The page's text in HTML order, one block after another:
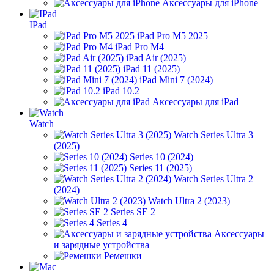
Аксессуары для iPhone
IPad
iPad Pro M5 2025
iPad Pro M4
iPad Air (2025)
iPad 11 (2025)
iPad Mini 7 (2024)
iPad 10.2
Аксессуары для iPad
Watch
Watch Series Ultra 3
(2025)
Series 10 (2024)
Series 11 (2025)
Watch Series Ultra 2
(2024)
Watch Ultra 2 (2023)
Series SE 2
Series 4
Аксессуары
и зарядные устройства
Ремешки